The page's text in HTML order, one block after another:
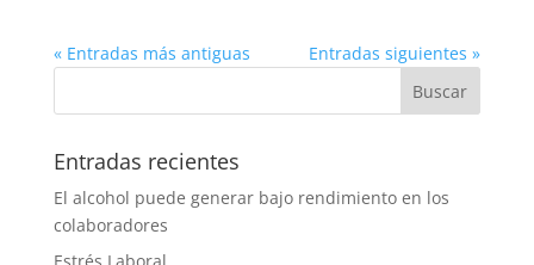
« Entradas más antiguas Entradas siguientes »
Entradas recientes
El alcohol puede generar bajo rendimiento en los
colaboradores